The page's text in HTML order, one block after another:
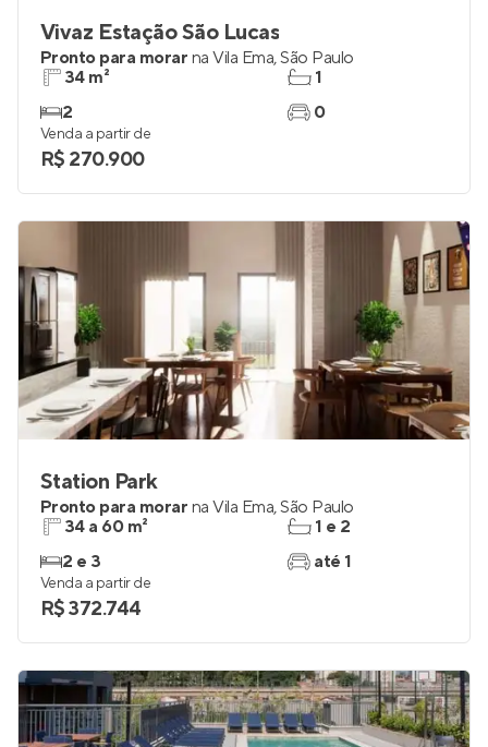
Vivaz Estação São Lucas
Pronto para morar na Vila Ema,São Paulo
34 m²
2
1
0
Venda a partir de
R$ 270.900
Station Park
Pronto para morar na Vila Ema,São Paulo
34 a 60 m²
2 e 3
1 e 2
até 1
Venda a partir de
R$ 372.744